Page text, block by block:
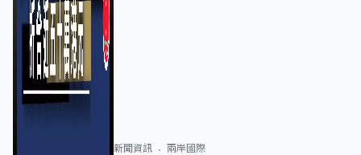
新聞資訊 兩岸國際